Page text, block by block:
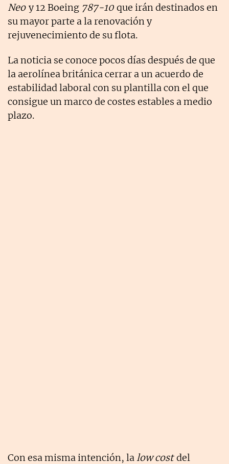
Neo y 12 Boeing 787-10 que irán destinados en
su mayor parte a la renovación y
rejuvenecimiento de su flota.
La noticia se conoce pocos días después de que
la aerolínea británica cerrar a un acuerdo de
estabilidad laboral con su plantilla con el que
consigue un marco de costes estables a medio
plazo.
Con esa misma intención, la low costdel